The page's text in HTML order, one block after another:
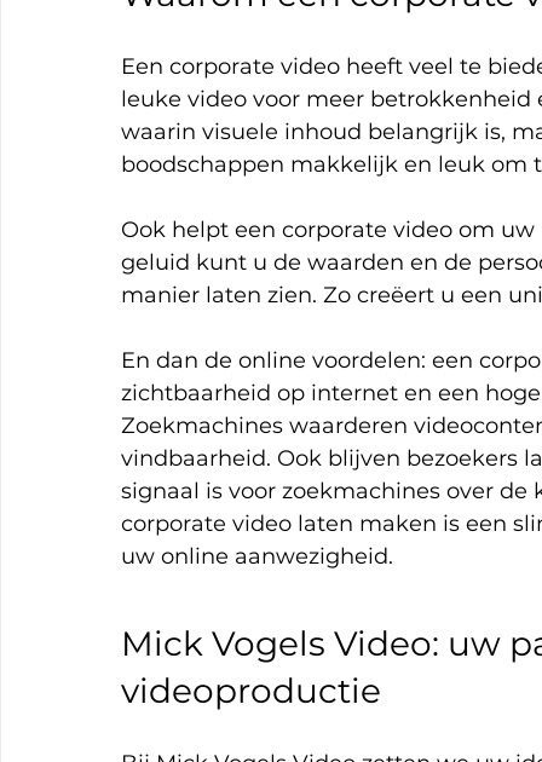
Een corporate video heeft veel te
leuke video voor meer
waarin visuele inhoud belangrijk is,
boodschappen makkelijk en leuk om
Ook helpt een corporate video om
geluid kunt u de waarden en de
manier laten zien. Zo creëert u een
En dan de online voordelen: een
zichtbaarheid op internet en een
Zoekmachines waarderen
vindbaarheid. Ook blijven bezoekers
signaal is voor zoekmachines over
corporate video laten maken is een
uw online aanwezigheid.
Mick Vogels Video: uw
videoproductie